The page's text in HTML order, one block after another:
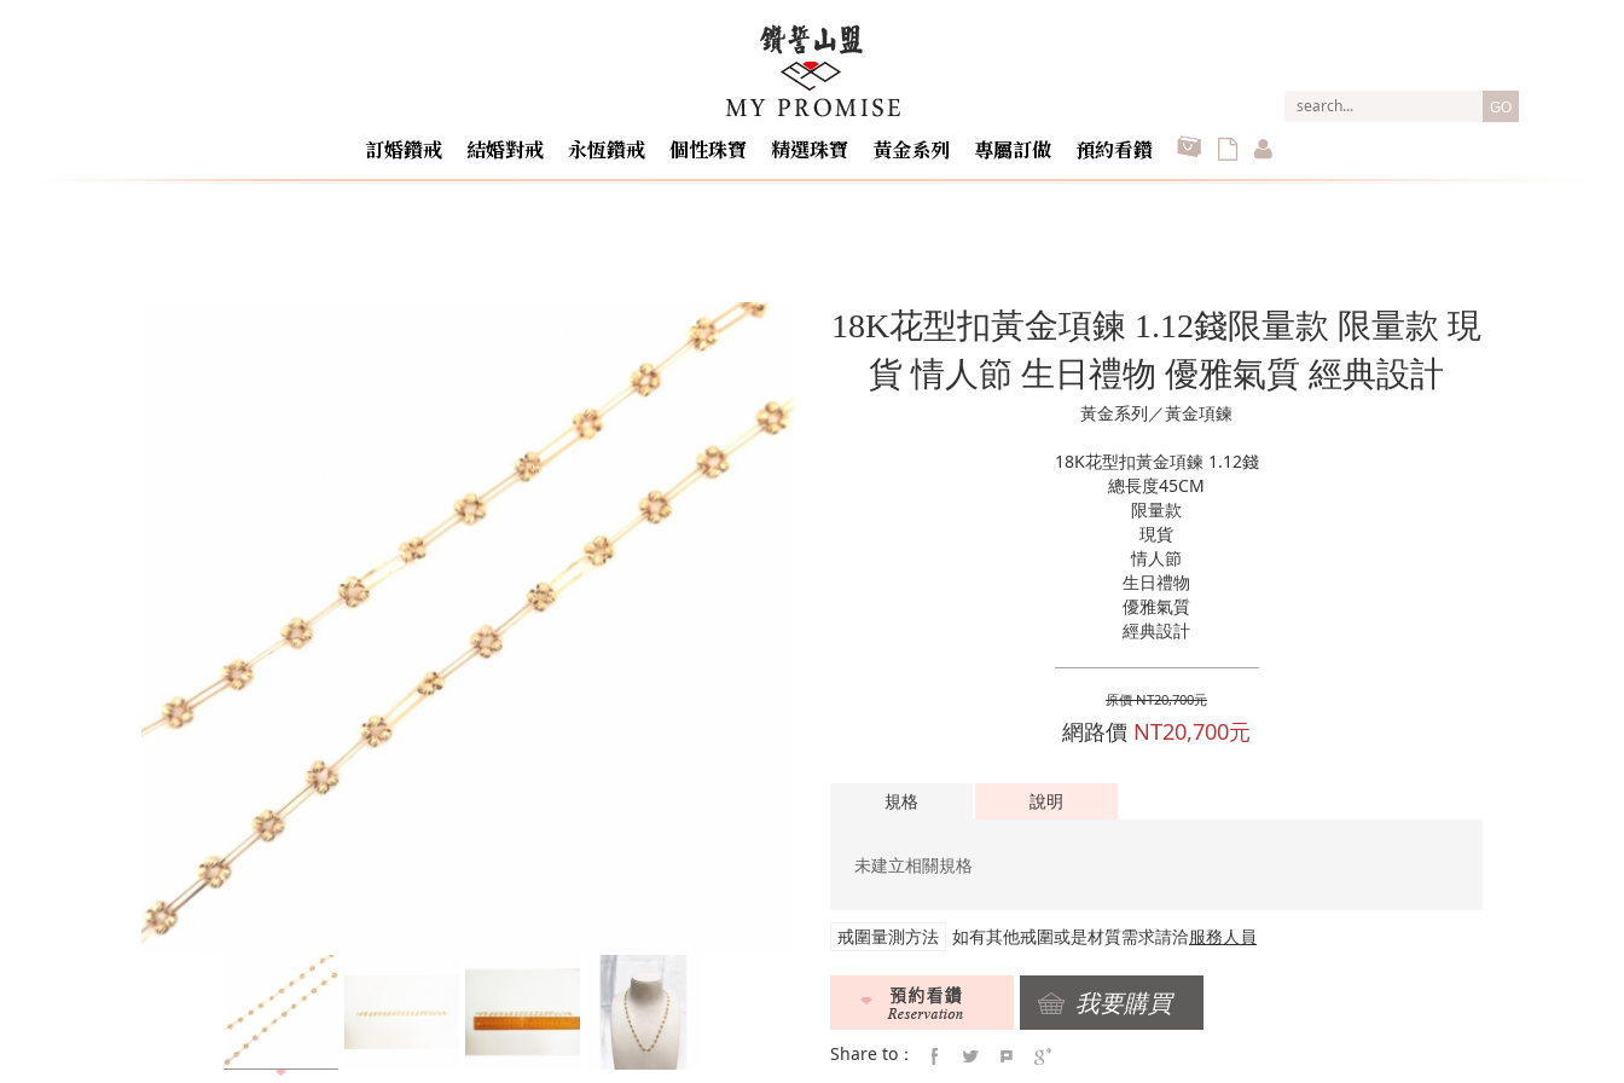
GO
訂婚鑽戒 結婚對戒 永恆鑽戒 個性珠寶 精選珠寶 黃金系列 專屬訂做 預約看鑽
18K花型扣黃金項鍊 1.12錢限量款 限量款 現
貨 情人節 生日禮物 優雅氣質 經典設計
黃金系列／黃金項鍊
18K花型扣黃金項鍊 1.12錢
總長度45CM
限量款
現貨
情人節
生日禮物
優雅氣質
經典設計
原價 NT20,700元
網路價 NT20,700元
規格 說明
未建立相關規格
戒圍量測方法 如有其他戒圍或是材質需求請洽服務人員
Share to：